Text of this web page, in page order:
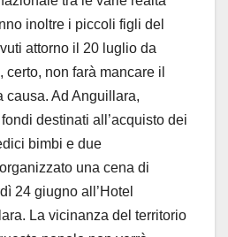
inoltre i piccoli figli del
attorno il 20 luglio da
non farà mancare il
causa. Ad Anguillara,
fondi destinati all’acquisto dei
bimbi e due
una cena di
24 giugno all’Hotel
La vicinanza del territorio